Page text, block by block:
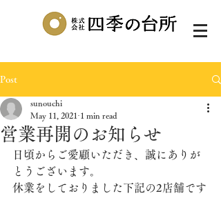
Post
営業再開のお知らせ
sunouchi
May 11, 2021 1 min read
日頃からご愛顧いただき、誠にありが
とうございます。
休業をしておりました下記の2店舗です